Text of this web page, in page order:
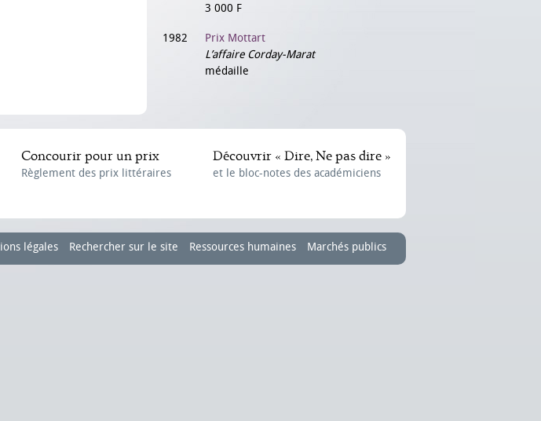
3 000 F
1982
Prix Mottart
L’affaire Corday-Marat
médaille
Concourir pour un prix
Règlement des prix littéraires
Découvrir « Dire, Ne pas dire »
et le bloc-notes des académiciens
légales Rechercher sur le site Ressources humaines Marchés publics